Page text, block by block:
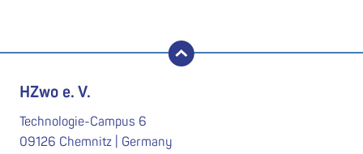
nach oben
HZwo e. V.
Technologie-Campus 6
09126 Chemnitz | Germany